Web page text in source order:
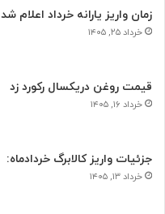
زمان واریز یارانه خرداد اعلام شد
خرداد ۲۵, ۱۴۰۵
قیمت روغن دریکسال رکورد زد
خرداد ۱۶, ۱۴۰۵
جزئیات واریز کالابرگ خردادماه:
خرداد ۱۳, ۱۴۰۵